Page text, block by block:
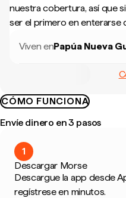
nuestra cobertura, así que
ser el primero en enterarse
Viven enPapúa Nueva
CÓMO FUNCIONA
Envíe dinero en 3 pasos
1
Descargar Morse
Descargue la app desde
regístrese en minutos.